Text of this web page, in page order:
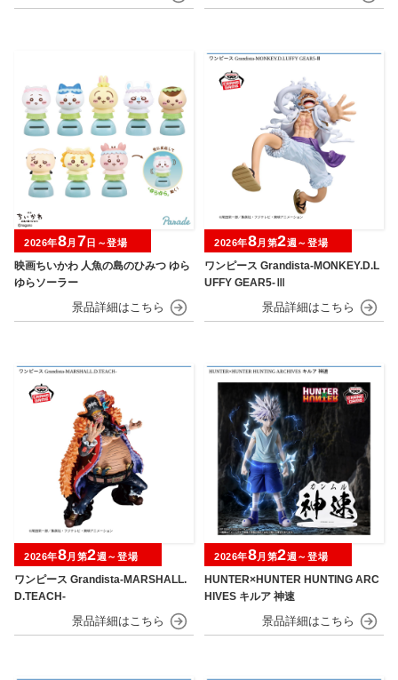
映画ちいかわ 人魚の島のひみつ ゆら
ゆらソーラー
2026年8月 7 日～登場
ワンピース Grandista-MONKEY.D.L
UFFY GEAR5-Ⅲ
2026年8月第2週～登場
ワンピース Grandista-MARSHALL.
D.TEACH-
2026年8月第2週～登場
HUNTER×HUNTER HUNTING ARC
HIVES キルア 神速
2026年8月第2週～登場